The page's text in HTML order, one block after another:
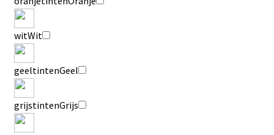
witWit
geeltintenGeel
grijstintenGrijs